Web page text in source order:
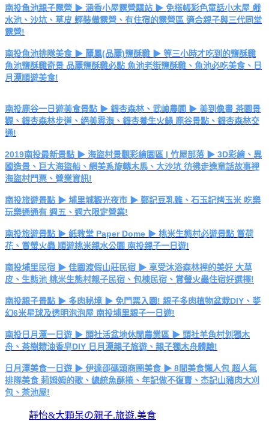
南投魚池親子露營 ▶ 涵香小屋露營驛站 ▶ 免搭帳彩色童話小木屋 戲
水池、沙坑、草皮 輕裝備露營、有住宿的露營區 適合親子與三代同堂
露營!
南投魚池排隊美食 ▶ 麗鳳(品麗)鹽酥雞 ▶ 等三小時才吃到的鹽酥雞
魚池鹽酥雞奇景 品麗鹽酥雞必點 魚池老街鹽酥雞、魚池必吃美食、日
月潭順遊美食!
南投鹿谷一日遊美食景點 ▶ 銀杏森林、武岫農圃 ▶ 美到像畫 茶園景
觀、銀杏森林步道、絕美雲海、銀杏養生火鍋 鹿谷景點、銀杏森林交
通!
2019南投最新景點 ▶ 海盜村景觀彩繪園區 | 竹屋部落 ▶ 3D彩繪、異
國造景、巨大海盜船、網美系旋轉木馬、大沙坑 彷彿走進童話故事裡
海盜村門票、營業資訊!
南投旅遊景點 ▶ 埔里城觀光夜市 ▶ 鄭記豆乳雞、石玉記烤玉米 吃樂
玩樂通通有 週五、週六限定營業!
南投旅遊景點 ▶ 紙教堂 Paper Dome ▶ 桃米生態村必遊景點 賞荷
花、賞螢火蟲 順遊桃米親水公園 南投親子一日遊!
南投埔里民宿 ▶ 佳園渡假山莊民宿 ▶ 享受沐浴森林裡的美好 大草
皮、生態池 桃米生態村親子民宿、包棟民宿、賞螢火蟲住宿好選擇!
南投親子景點 ▶ 多肉秘境 ▶ 免門票入園! 親子多肉植物盆栽DIY、夢
幻6米星球及透明泡泡屋 南投埔里親子一日遊!
南投日月潭一日遊 ▶ 頭社活盆地休閒農業區 ▶ 頭社羊角村划獨木
舟、茶樹精油香皂DIY 日月潭親子旅遊、親子獨木舟體驗!
日月潭美食一日遊 ▶ 伊達邵碼頭商圈美食 ▶ 8間美食懶人包 超人氣
排隊美食 莉姆姆的歌、總統魚酥捲、年記做不復賣、杰記山豬肉大刈
包、茶池屋!
靜怡&大顆呆の親子.旅遊.美食